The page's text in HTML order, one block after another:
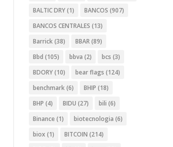
BALTIC DRY(1) BANCOS (907)
BANCOS CENTRALES (13)
Barrick(38) BBAR(89)
Bbd (105) bbva (2) bcs (3)
BDORY(10) bear flags (124)
benchmark(6) BHIP (18)
BHP (4) BIDU (27) bili (6)
Binance (1) biotecnologia (6)
biox (1) BITCOIN (214)